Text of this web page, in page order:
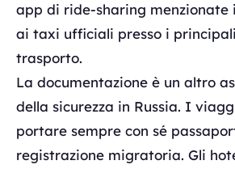
app di ride-sharing menzionate
ai taxi ufficiali presso i
trasporto.
La documentazione è un altro
della sicurezza in Russia. I
portare sempre con sé
registrazione migratoria. Gli